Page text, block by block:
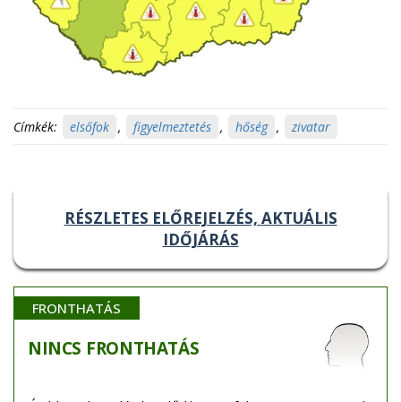
Címkék: elsőfok , figyelmeztetés , hőség , zivatar
RÉSZLETES ELŐREJELZÉS, AKTUÁLIS
IDŐJÁRÁS
FRONTHATÁS
NINCS FRONTHATÁS